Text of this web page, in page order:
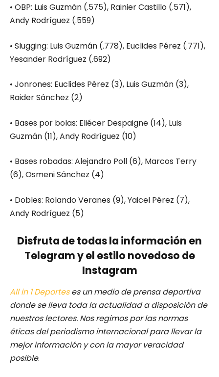
• OBP: Luis Guzmán (.575), Rainier Castillo (.571),
Andy Rodríguez (.559)
• Slugging: Luis Guzmán (.778), Euclides Pérez (.771),
Yesander Rodríguez (.692)
• Jonrones: Euclides Pérez (3), Luis Guzmán (3),
Raider Sánchez (2)
• Bases por bolas: Eliécer Despaigne (14), Luis
Guzmán (11), Andy Rodríguez (10)
• Bases robadas: Alejandro Poll (6), Marcos Terry
(6), Osmeni Sánchez (4)
• Dobles: Rolando Veranes (9), Yaicel Pérez (7),
Andy Rodríguez (5)
Disfruta de todas la información en
Telegram y el estilo novedoso de
Instagram
All in 1 Deporteses un medio de prensa deportiva
donde se lleva toda la actualidad a disposición de
nuestros lectores. Nos regimos por las normas
éticas del periodismo internacional para llevar la
mejor información y con la mayor veracidad
posible.